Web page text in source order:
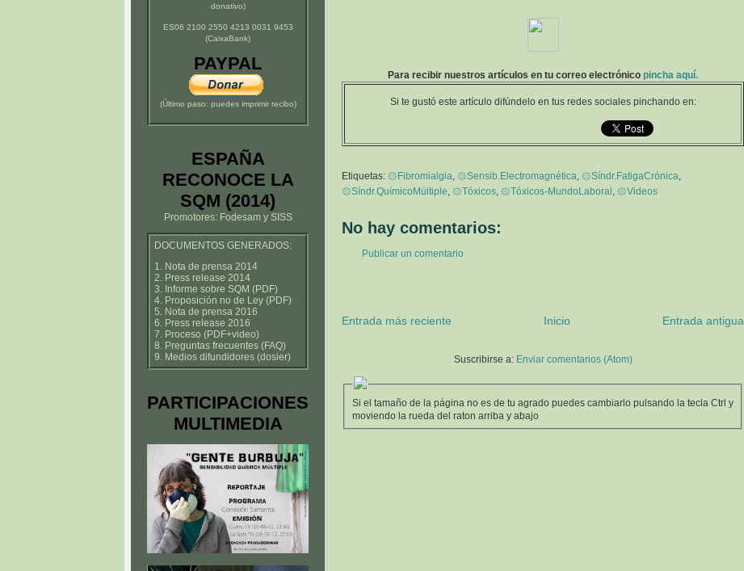
Para recibir nuestros artículos en tu correo electrónico pincha aquí.
Si te gustó este artículo difúndelo en tus redes sociales pinchando en:
Etiquetas: ۞Fibromialgia, ۞Sensib.Electromagnética, ۞Síndr.FatigaCrónica,
۞Síndr.QuímicoMúltiple, ۞Tóxicos, ۞Tóxicos-MundoLaboral , ۞Videos
No hay comentarios:
Publicar un comentario
Entrada más reciente Entrada antigua
Inicio
Suscribirse a: Enviar comentarios (Atom)
Si el tamaño de la página no es de tu agrado puedes cambiarlo pulsando la tecla Ctrl y
moviendo la rueda del raton arriba y abajo
donativo)
ES06 2100 2550 4213 0031 9453
(CaixaBank)
PAYPAL
(Último paso: puedes imprimir recibo)
ESPAÑA
RECONOCE LA
SQM (2014)
Promotores: Fodesam y SISS
DOCUMENTOS GENERADOS:
1. Nota de prensa 2014
2. Press release 2014
3. Informe sobre SQM (PDF)
4. Proposición no de Ley (PDF)
5. Nota de prensa 2016
6. Press release 2016
7. Proceso (PDF+video)
8. Preguntas frecuentes (FAQ)
9. Medios difundidores (dosier)
PARTICIPACIONES
MULTIMEDIA